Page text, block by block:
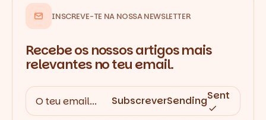
INSCREVE-TE NA NOSSA NEWSLETTER
Recebe os nossos artigos mais
relevantes no teu email.
SubscreverSendingSent